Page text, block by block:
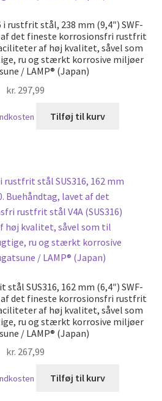
i rustfrit stål, 238 mm (9,4″) SWF-
af det fineste korrosionsfri rustfrit
af høj kvalitet, såvel som
ru og stærkt korrosive miljøer
/ LAMP® (Japan)
kr. 297,99
Tilføj til kurv
SUS316, 162 mm (6,4″) SWF-
af det fineste korrosionsfri rustfrit
af høj kvalitet, såvel som
ru og stærkt korrosive miljøer
/ LAMP® (Japan)
kr. 267,99
Tilføj til kurv